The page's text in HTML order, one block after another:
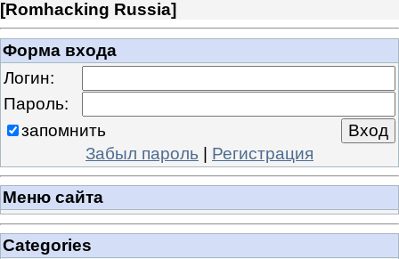
[Romhacking Russia]
Форма входа
Логин:
Пароль:
запомнить
Забыл пароль | Регистрация
Меню сайта
Categories